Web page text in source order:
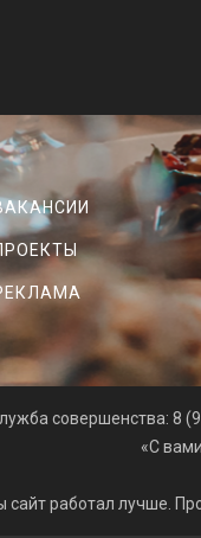
совершенства: 8
«С
работал лучше.